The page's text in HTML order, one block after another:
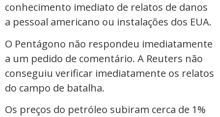
conhecimento imediato de relatos de danos
a pessoal americano ou instalações dos EUA.
O Pentágono não respondeu imediatamente
a um pedido de comentário. A Reuters não
conseguiu verificar imediatamente os relatos
do campo de batalha.
Os preços do petróleo subiram cerca de 1%